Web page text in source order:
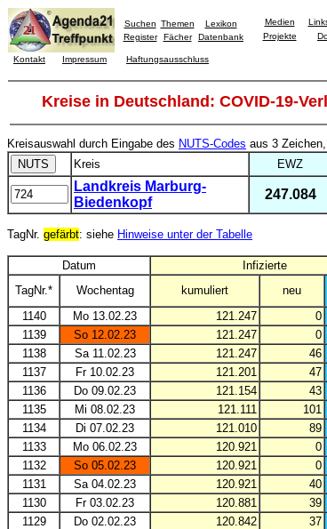
Suchen Themen
Lexikon
Register
Fächer Datenbank
Medien
Projekte
Kontakt Impressum Haftungsausschluss
Kreise in Deutschland: COVID-19-
Kreisauswahl durch Eingabe des NUTS-Codes aus 3
Kreis EWZ
Landkreis Marburg-
Biedenkopf
247.084
TagNr. gefärbt: siehe Hinweise unter der Tabelle
Datum Infizierte
TagNr.*
Wochentag kumuliert neu
1140
Mo 13.02.23 121.247 0
1139
So 12.02.23 121.247 0
1138
Sa 11.02.23 121.247 46
1137
Fr 10.02.23 121.201 47
1136
Do 09.02.23 121.154 43
1135
Mi 08.02.23 121.111 101
1134
Di 07.02.23 121.010 89
1133
Mo 06.02.23 120.921 0
1132
So 05.02.23 120.921 0
1131
Sa 04.02.23 120.921 40
1130
Fr 03.02.23 120.881 39
1129
Do 02.02.23 120.842 37